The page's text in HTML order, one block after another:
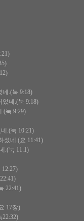
.(눅 9:18)
네.(눅 9:18)
눅 9:29)
.(눅 10:21)
셨네.(요 11:41)
.(눅 11:1)
22:41)
17장)